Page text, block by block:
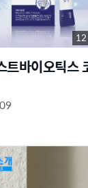
트바이오틱스